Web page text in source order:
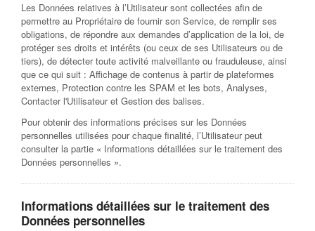
Les Données relatives à l’Utilisateur sont collectées afin de
permettre au Propriétaire de fournir son Service, de remplir ses
obligations, de répondre aux demandes d’application de la loi, de
protéger ses droits et intérêts (ou ceux de ses Utilisateurs ou de
tiers), de détecter toute activité malveillante ou frauduleuse, ainsi
que ce qui suit : Affichage de contenus à partir de plateformes
externes, Protection contre les SPAM et les bots, Analyses,
Contacter l'Utilisateur et Gestion des balises.
Pour obtenir des informations précises sur les Données
personnelles utilisées pour chaque finalité, l’Utilisateur peut
consulter la partie « Informations détaillées sur le traitement des
Données personnelles ».
Informations détaillées sur le traitement des
Données personnelles